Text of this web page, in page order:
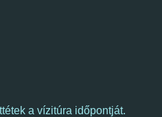
a vízitúra időpontját.